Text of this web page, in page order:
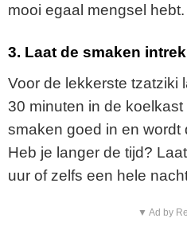
mooi egaal mengsel hebt.
3. Laat de smaken
Voor de lekkerste tzatziki
30 minuten in de
smaken goed in en wordt
Heb je langer de tijd?
uur of zelfs een hele
▼ Ad by